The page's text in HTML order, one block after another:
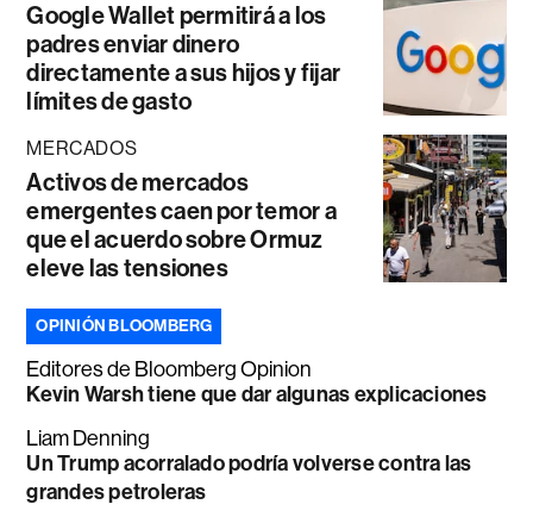
Google Wallet permitirá a los
padres enviar dinero
directamente a sus hijos y fijar
límites de gasto
MERCADOS
Activos de mercados
emergentes caen por temor a
que el acuerdo sobre Ormuz
eleve las tensiones
OPINIÓN BLOOMBERG
Editores de Bloomberg Opinion
Kevin Warsh tiene que dar algunas explicaciones
Liam Denning
Un Trump acorralado podría volverse contra las
grandes petroleras